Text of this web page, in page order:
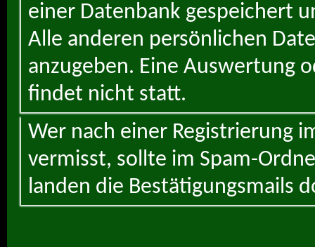
einer Datenbank gespeichert
Alle anderen persönlichen
anzugeben. Eine Auswertung
findet nicht statt.
Wer nach einer Registrierung
vermisst, sollte im Spam-
landen die Bestätigungsmails